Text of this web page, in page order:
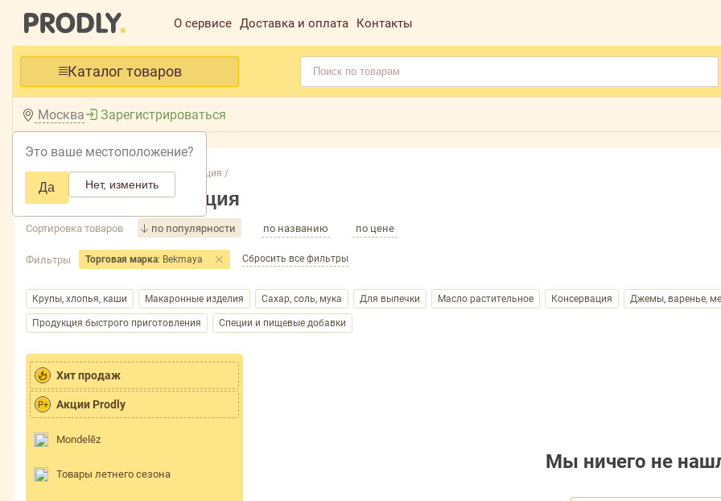
О сервисе Доставка и оплата Контакты
Каталог товаров
Москва
Это ваше местоположение?
Да Нет, изменить
Зарегистрироваться
Главная /Каталог /Бакалея, консервация /
Бакалея, консервация
Сортировка товаров по популярности по названию по цене
Фильтры Торговая марка: Bekmaya Сбросить все фильтры
Крупы, хлопья, каши Макаронные изделия Сахар, соль, мука Для выпечки Масло растительное Консервация Джемы, варенье,
Продукция быстрого приготовления Специи и пищевые добавки
Хит продаж
P+ Акции Prodly
Mondelēz
Товары летнего сезона
Мы ничего не